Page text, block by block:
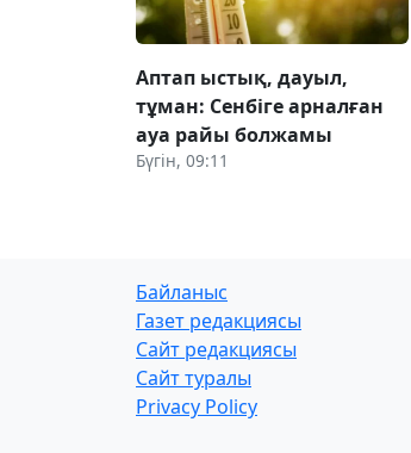
Аптап ыстық, дауыл,
тұман: Сенбіге арналған
ауа райы болжамы
Бүгін, 09:11
Байланыс
Газет редакциясы
Сайт редакциясы
Сайт туралы
Privacy Policy